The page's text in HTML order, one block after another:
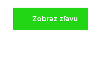
Zobraz zľavu